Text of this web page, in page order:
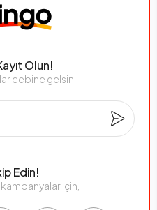
Olun!
cebine gelsin.
Edin!
için,